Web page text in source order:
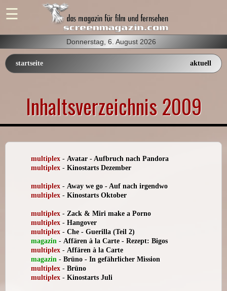
Donnerstag, 6. August 2026
startseite aktuell
Inhaltsverzeichnis 2009
multiplex - Avatar - Aufbruch nach Pandora
multiplex - Kinostarts Dezember
multiplex - Away we go - Auf nach irgendwo
multiplex - Kinostarts Oktober
multiplex - Zack & Miri make a Porno
multiplex - Hangover
multiplex - Che - Guerilla (Teil 2)
magazin - Affären à la Carte - Rezept: Bigos
multiplex - Affären à la Carte
magazin - Brüno - In gefährlicher Mission
multiplex - Brüno
multiplex - Kinostarts Juli